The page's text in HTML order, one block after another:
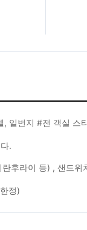
일번지 #전 객실 스
.
후라이 등) , 샌드
정)